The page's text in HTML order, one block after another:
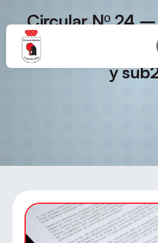
Circular Nº 24
2008-09.
benjamín, alevín,
y